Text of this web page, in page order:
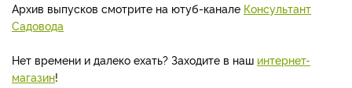
Архив выпусков смотрите на ютуб-канале Консультант
Садовода
Нет времени и далеко ехать? Заходите в наш интернет-
магазин!